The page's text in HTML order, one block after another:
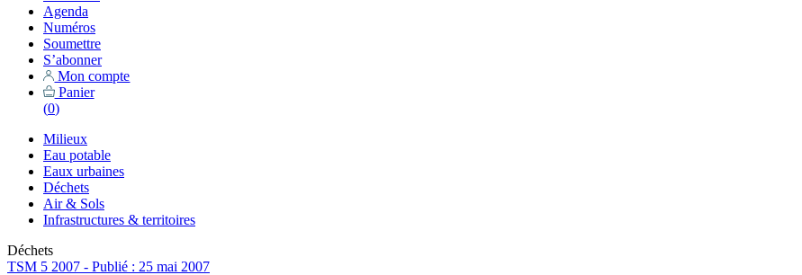
Agenda
Numéros
Soumettre
S’abonner
Mon compte
Panier
(0)
Milieux
Eau potable
Eaux urbaines
Déchets
Air & Sols
Infrastructures & territoires
Déchets
TSM 5 2007 - Publié : 25 mai 2007